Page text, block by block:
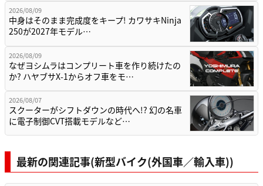
2026/08/09
中身はそのまま完成度をキープ! カワサキNinja
250が2027年モデル…
2026/08/09
なぜヨシムラはコンプリート車を作り続けたの
か? ハヤブサX-1からオフ車をモ…
2026/08/07
スクーターがシフトダウンの時代へ!? 幻の名車
に電子制御CVT搭載モデルなど…
最新の関連記事(新型バイク(外国車／輸入車))